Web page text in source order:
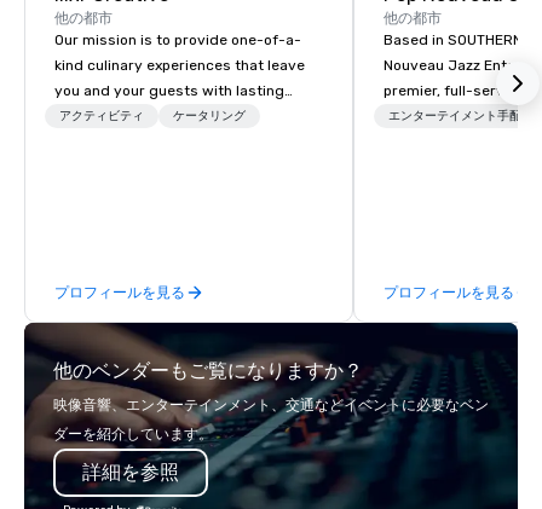
他の都市
Our mission is to provide one-of-a-
kind culinary experiences that leave
you and your guests with lasting
memories and satiated palates. Every
catering industry.
アクティビティ ケータリング
プロフィールを見る
他の都市
Based in SOUTHERN
Nouveau Jazz
premier, full-service
entertainment
enthusiasm after every
makes our approach
audience hears a
Spears, Bruno Mars,
melody reimagined
エンターテイメント手配
プロフィールを見る
他のベンダーもご覧になりますか？
映像音響、エンターテインメント、交通などイベントに必要なベン
ダーを紹介しています。
詳細を参照